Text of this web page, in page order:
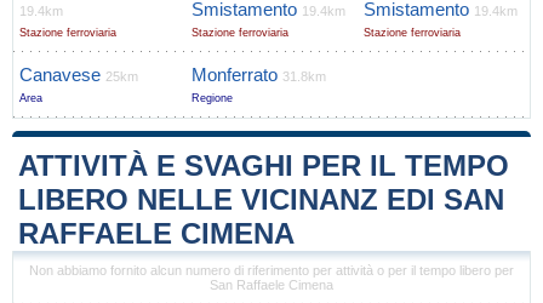
19.4km
Stazione ferroviaria
Smistamento 19.4km
Stazione ferroviaria
Smistamento 19.4km
Stazione ferroviaria
Canavese 25km
Area
Monferrato 31.8km
Regione
ATTIVITÀ E SVAGHI PER IL TEMPO
LIBERO NELLE VICINANZ EDI SAN
RAFFAELE CIMENA
Non abbiamo fornito alcun numero di riferimento per attività o per il tempo libero per
San Raffaele Cimena